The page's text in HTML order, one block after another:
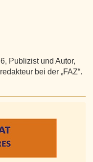
Publizist und Autor,
bei der „FAZ“.